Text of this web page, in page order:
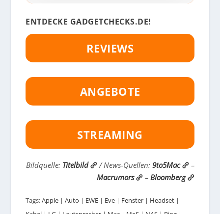
ENTDECKE GADGETCHECKS.DE!
REVIEWS
ANGEBOTE
STREAMING
Bildquelle: Titelbild / News-Quellen: 9to5Mac
–
Macrumors
– Bloomberg
Tags:Apple |Auto | EWE | Eve | Fenster | Headset |